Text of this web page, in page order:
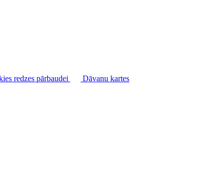
redzes pārbaudei Dāvanu kartes